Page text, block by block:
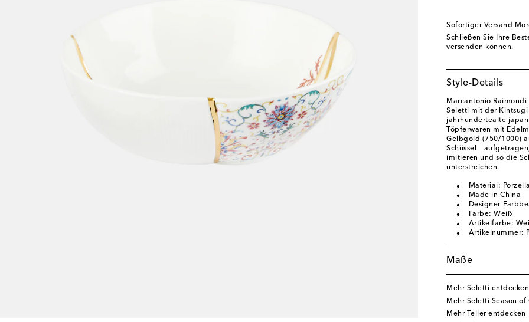
Sofortiger Versand
Schließen Sie Ihre
versenden können.
Style-Details
Marcantonio
Seletti mit der
jahrhundertealte
Töpferwaren mit
Gelbgold (750/1000)
Schüssel –
imitieren und so die
unterstreichen.
Material:
Made in China
Designer-
Farbe: Weiß
Artikelfarbe:
Artikelnummer:
Maße
Mehr Seletti entdecken
Mehr Seletti Season
Mehr Teller entdecken